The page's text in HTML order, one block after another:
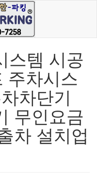
스템 시공
주차시스
차단기
무인요금
차 설치업